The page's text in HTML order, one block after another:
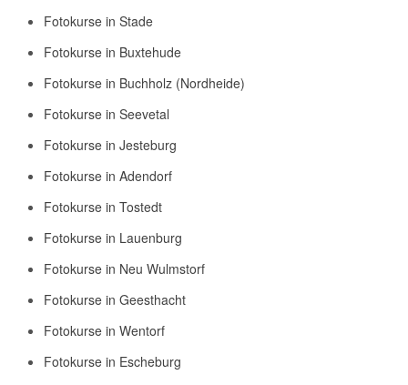
Fotokurse in Stade
Fotokurse in Buxtehude
Fotokurse in Buchholz (Nordheide)
Fotokurse in Seevetal
Fotokurse in Jesteburg
Fotokurse in Adendorf
Fotokurse in Tostedt
Fotokurse in Lauenburg
Fotokurse in Neu Wulmstorf
Fotokurse in Geesthacht
Fotokurse in Wentorf
Fotokurse in Escheburg